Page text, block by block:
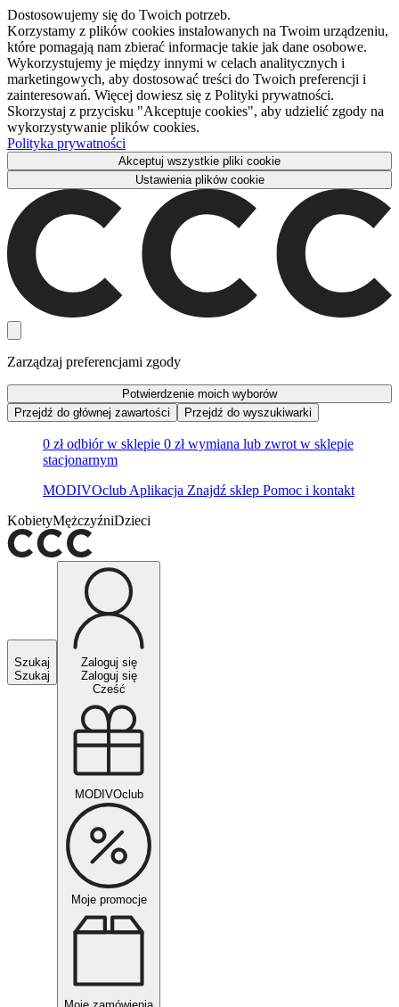
Dostosowujemy się do Twoich potrzeb.
Korzystamy z plików cookies instalowanych na Twoim urządzeniu,
które pomagają nam zbierać informacje takie jak dane osobowe.
Wykorzystujemy je między innymi w celach analitycznych i
marketingowych, aby dostosować treści do Twoich preferencji i
zainteresowań. Więcej dowiesz się z Polityki prywatności.
Skorzystaj z przycisku "Akceptuje cookies", aby udzielić zgody na
wykorzystywanie plików cookies.
Polityka prywatności
Akceptuj wszystkie pliki cookie
Ustawienia plików cookie
Zarządzaj preferencjami zgody
Potwierdzenie moich wyborów
Przejdź do głównej zawartości
Przejdź do wyszukiwarki
0 zł odbiór w sklepie 0 zł wymiana lub zwrot w sklepie
stacjonarnym
MODIVOclub Aplikacja Znajdź sklep Pomoc i kontakt
KobietyMężczyźniDzieci
Szukaj
Szukaj
Zaloguj się
Zaloguj się
Cześć
MODIVOclub
Moje promocje